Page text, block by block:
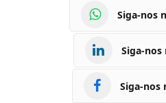
Siga-nos
Siga-
Siga-nos